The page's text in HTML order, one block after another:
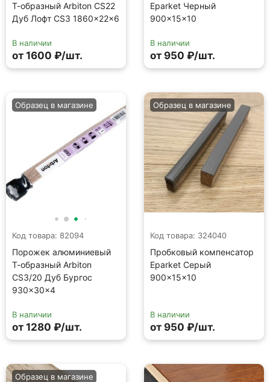
Т-образный Arbiton CS22
Дуб Лофт CS3 1860×22×6
В наличии
от 1600 ₽/шт.
Eparket Черный
900×15×10
В наличии
от 950 ₽/шт.
Код товара: 82094
Порожек алюминиевый
Т-образный Arbiton
CS3/20 Дуб Бургос
930×30×4
Образец в магазине
В наличии
от 1280 ₽/шт.
Код товара: 324040
Пробковый компенсатор
Eparket Серый
900×15×10
Образец в магазине
В наличии
от 950 ₽/шт.
Образец в магазине